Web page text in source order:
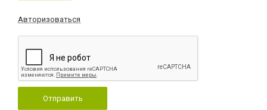
Авторизоваться
Отправить